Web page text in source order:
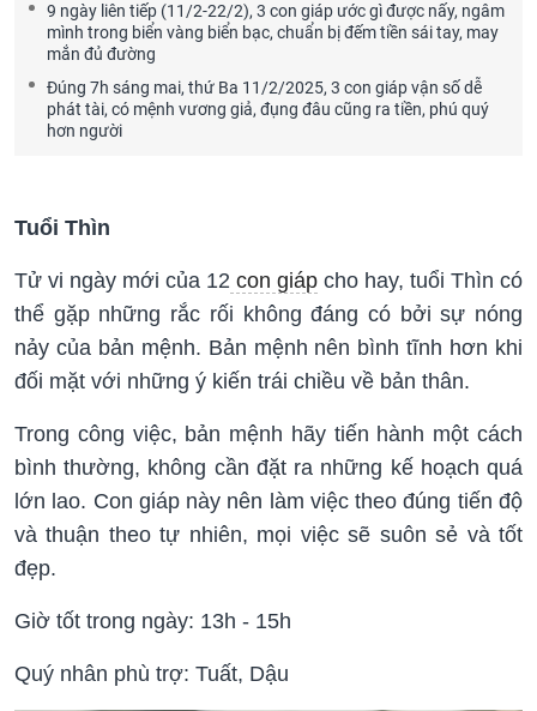
9 ngày liên tiếp (11/2-22/2), 3 con giáp ước gì được nấy, ngâm
mình trong biển vàng biển bạc, chuẩn bị đếm tiền sái tay, may
mắn đủ đường
Đúng 7h sáng mai, thứ Ba 11/2/2025, 3 con giáp vận số dễ
phát tài, có mệnh vương giả, đụng đâu cũng ra tiền, phú quý
hơn người
Tuổi Thìn
Tử vi ngày mới của 12 con giáp cho hay, tuổi Thìn có
thể gặp những rắc rối không đáng có bởi sự nóng
nảy của bản mệnh. Bản mệnh nên bình tĩnh hơn khi
đối mặt với những ý kiến trái chiều về bản thân.
Trong công việc, bản mệnh hãy tiến hành một cách
bình thường, không cần đặt ra những kế hoạch quá
lớn lao. Con giáp này nên làm việc theo đúng tiến độ
và thuận theo tự nhiên, mọi việc sẽ suôn sẻ và tốt
đẹp.
Giờ tốt trong ngày: 13h - 15h
Quý nhân phù trợ: Tuất, Dậu